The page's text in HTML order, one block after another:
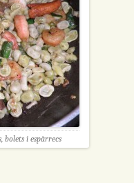
bolets i espàrrecs